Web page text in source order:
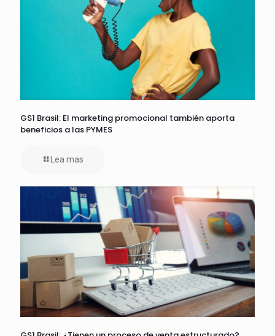
GS1 Brasil: El marketing promocional también aporta
beneficios a las PYMES
Lea mas